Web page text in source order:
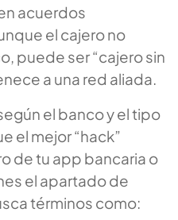
acuerdos
el cajero no
puede ser “cajero sin
a una red aliada.
el banco y el tipo
el mejor “hack”
de tu app bancaria o
el apartado de
términos como: